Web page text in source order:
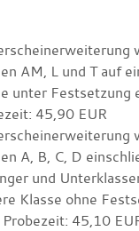
AM, L und T auf
unter Festsetzung
45,90 EUR
A, B, C, D
und
Klasse ohne
45,10